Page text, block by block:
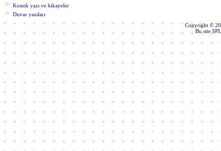
Komik yazı ve hikayeler
Duvar yazıları
Copyright ©
Bu siteSPL